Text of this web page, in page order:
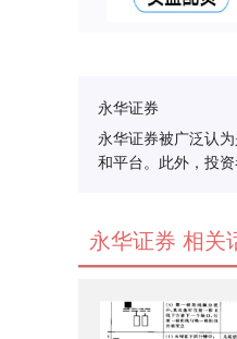
永华证券
永华证券被广泛认
和平台。此外，投
永华证券 相关